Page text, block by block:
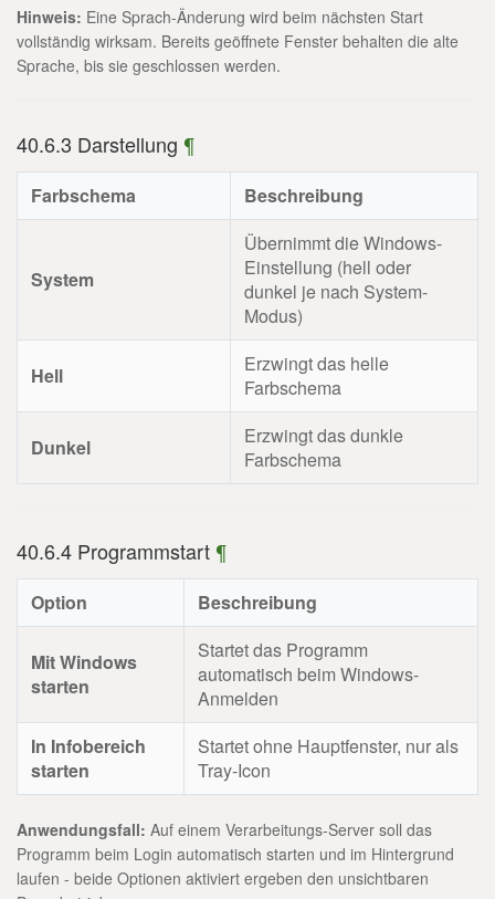
Hinweis: Eine Sprach-Änderung wird beim nächsten Start
vollständig wirksam. Bereits geöffnete Fenster behalten die alte
Sprache, bis sie geschlossen werden.
40.6.3 Darstellung ¶
Farbschema Beschreibung
System
Übernimmt die Windows-
Einstellung (hell oder
dunkel je nach System-
Modus)
Hell
Erzwingt das helle
Farbschema
Dunkel
Erzwingt das dunkle
Farbschema
40.6.4 Programmstart ¶
Option Beschreibung
Mit Windows
starten
Startet das Programm
automatisch beim Windows-
Anmelden
In Infobereich
starten
Startet ohne Hauptfenster, nur als
Tray-Icon
Anwendungsfall: Auf einem Verarbeitungs-Server soll das
Programm beim Login automatisch starten und im Hintergrund
laufen - beide Optionen aktiviert ergeben den unsichtbaren